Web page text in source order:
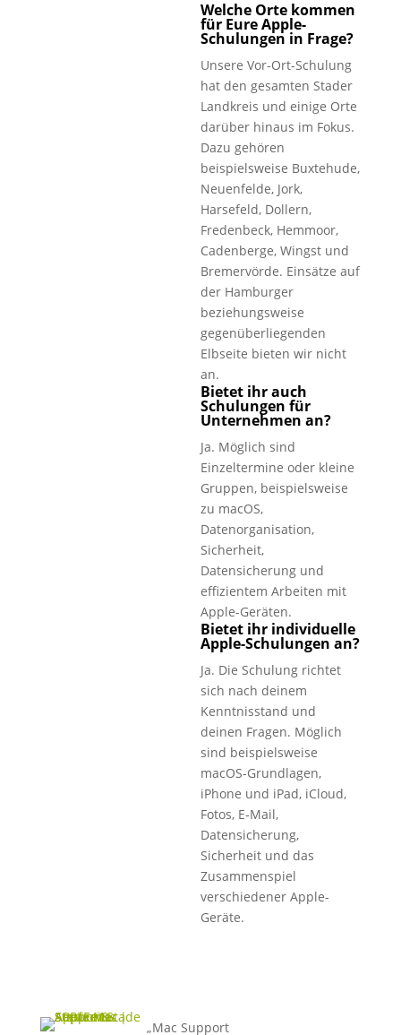
Welche Orte kommen
für Eure Apple-
Schulungen in Frage?
Unsere Vor-Ort-Schulung
hat den gesamten Stader
Landkreis und einige Orte
darüber hinaus im Fokus.
Dazu gehören
beispielsweise Buxtehude,
Neuenfelde, Jork,
Harsefeld, Dollern,
Fredenbeck, Hemmoor,
Cadenberge, Wingst und
Bremervörde. Einsätze auf
der Hamburger
beziehungsweise
gegenüberliegenden
Elbseite bieten wir nicht
an.
Bietet ihr auch
Schulungen für
Unternehmen an?
Ja. Möglich sind
Einzeltermine oder kleine
Gruppen, beispielsweise
zu macOS,
Datenorganisation,
Sicherheit,
Datensicherung und
effizientem Arbeiten mit
Apple-Geräten.
Bietet ihr individuelle
Apple-Schulungen an?
Ja. Die Schulung richtet
sich nach deinem
Kenntnisstand und
deinen Fragen. Möglich
sind beispielsweise
macOS-Grundlagen,
iPhone und iPad, iCloud,
Fotos, E-Mail,
Datensicherung,
Sicherheit und das
Zusammenspiel
verschiedener Apple-
Geräte.
„Mac Support